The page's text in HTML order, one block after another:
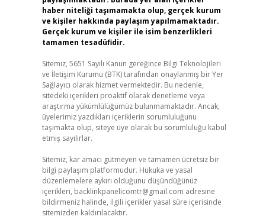
haber niteliği taşımamakta olup, gerçek kurum
ve kişiler hakkında paylaşım yapılmamaktadır.
Gerçek kurum ve kişiler ile isim benzerlikleri
tamamen tesadüfidir.
Sitemiz, 5651 Sayılı Kanun gereğince Bilgi Teknolojileri
ve İletişim Kurumu (BTK) tarafından onaylanmış bir Yer
Sağlayıcı olarak hizmet vermektedir. Bu nedenle,
sitedeki içerikleri proaktif olarak denetleme veya
araştırma yükümlülüğümüz bulunmamaktadır. Ancak,
üyelerimiz yazdıkları içeriklerin sorumluluğunu
taşımakta olup, siteye üye olarak bu sorumluluğu kabul
etmiş sayılırlar.
Sitemiz, kar amacı gütmeyen ve tamamen ücretsiz bir
bilgi paylaşım platformudur. Hukuka ve yasal
düzenlemelere aykırı olduğunu düşündüğünüz
içerikleri, backlinkpanelicomtr@gmail.com adresine
bildirmeniz halinde, ilgili içerikler yasal süre içerisinde
sitemizden kaldırılacaktır.